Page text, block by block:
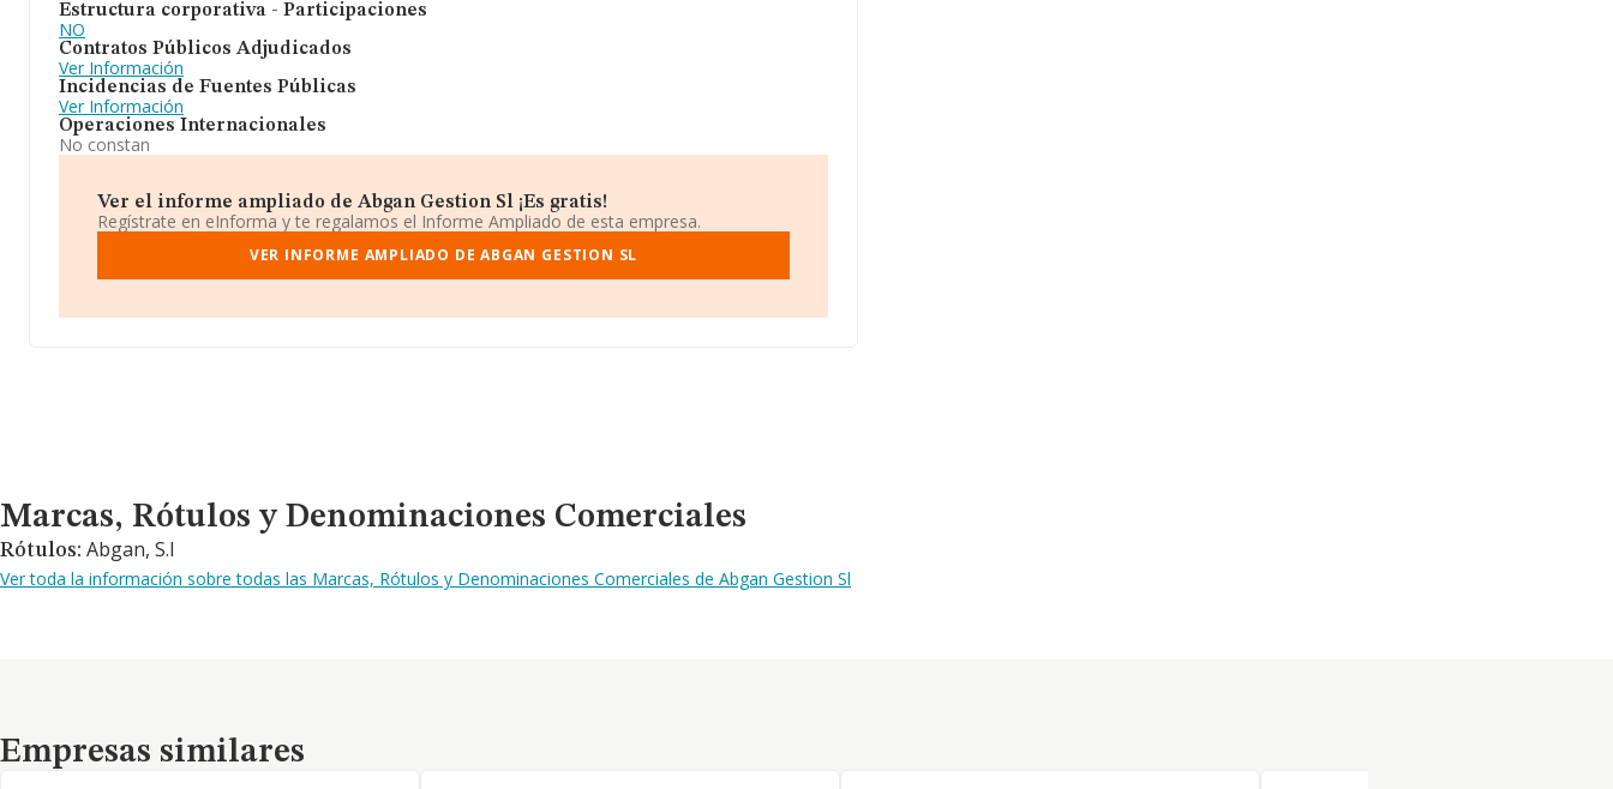
Estructura corporativa - Participaciones
NO
Contratos Públicos Adjudicados
Ver Información
Incidencias de Fuentes Públicas
Ver Información
Operaciones Internacionales
No constan
Ver el informe ampliado de Abgan Gestion Sl ¡Es gratis!
Regístrate en eInforma y te regalamos el Informe Ampliado de esta empresa.
VER INFORME AMPLIADO DE ABGAN GESTION SL
Marcas, Rótulos y Denominaciones Comerciales
Marcas, Rótulos y Denominaciones Comerciales
Rótulos: Abgan, S.l
Ver toda la información sobre todas las Marcas, Rótulos y Denominaciones Comerciales de Abgan Gestion Sl
Empresas similares
Empresas similares